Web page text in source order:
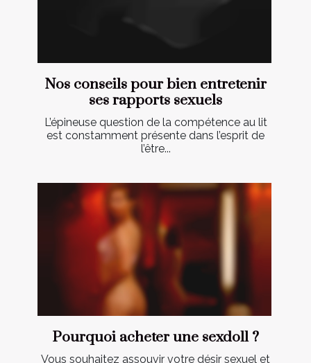
Nos conseils pour bien entretenir
ses rapports sexuels
L’épineuse question de la compétence au lit
est constamment présente dans l’esprit de
l’être...
Pourquoi acheter une sexdoll ?
Vous souhaitez assouvir votre désir sexuel et